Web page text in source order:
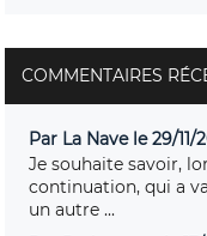
COMMENTAIRES
Par La Nave le 29/11/
Je souhaite savoir,
continuation, qui a
un autre ...